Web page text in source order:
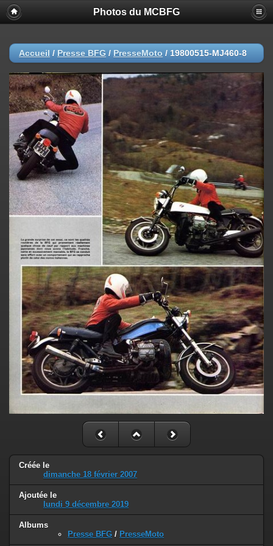
Photos du MCBFG
Accueil / Presse BFG / PresseMoto / 19800515-MJ460-8
Créée le
dimanche 18 février 2007
Ajoutée le
lundi 9 décembre 2019
Albums
Presse BFG / PresseMoto